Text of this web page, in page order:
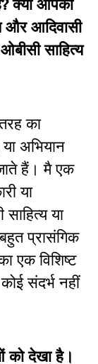
क्या आपको
और आदिवासी
साहित्य
का
अभियान
हैं। मै एक
या
या
प्रासंगिक
एक विशिष्ट
संदर्भ नहीं
देखा है।